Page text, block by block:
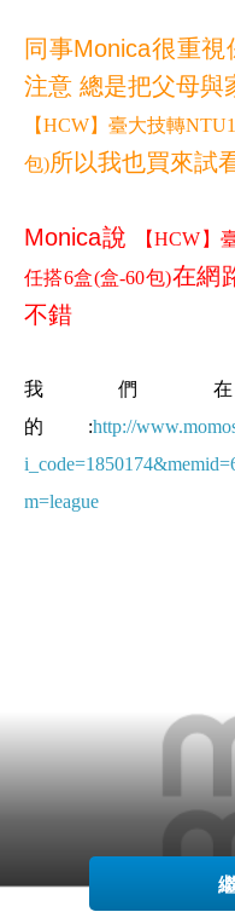
同事Monica很重
注意 總是把父母與
【HCW】臺大技轉
包)所以我也買來試
Monica說
【HCW】
任搭6盒(盒-60包)在網
不錯
我們
的:http://
m=league